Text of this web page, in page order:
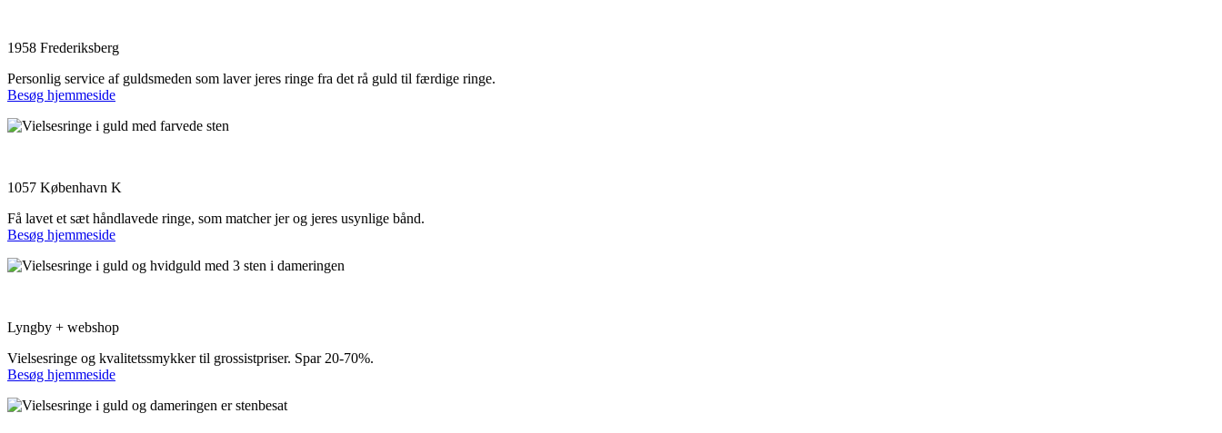
1958 Frederiksberg
Personlig service af guldsmeden som laver jeres ringe fra det rå guld til færdige ringe.
Besøg hjemmeside
1057 København K
Få lavet et sæt håndlavede ringe, som matcher jer og jeres usynlige bånd.
Besøg hjemmeside
Lyngby + webshop
Vielsesringe og kvalitetssmykker til grossistpriser. Spar 20-70%.
Besøg hjemmeside